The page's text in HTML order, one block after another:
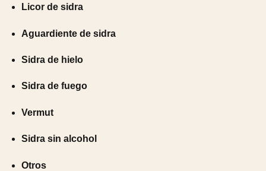
Licor de sidra
Aguardiente de sidra
Sidra de hielo
Sidra de fuego
Vermut
Sidra sin alcohol
Otros